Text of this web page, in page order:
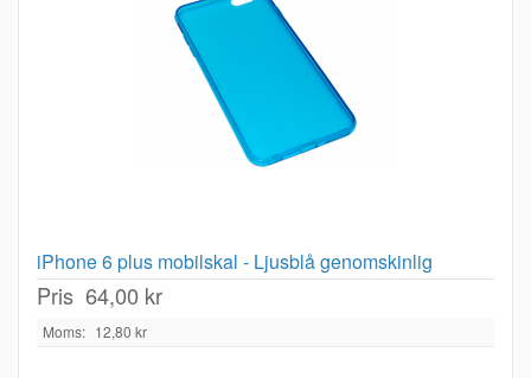
iPhone 6 plus mobilskal - Ljusblå genomskinlig
Pris 64,00 kr
Moms: 12,80 kr